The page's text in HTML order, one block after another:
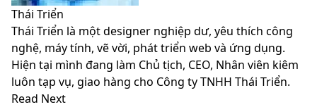
Thái Triển
Thái Triển là một designer nghiệp dư, yêu thích công
nghệ, máy tính, vẽ vời, phát triển web và ứng dụng.
Hiện tại mình đang làm Chủ tịch, CEO, Nhân viên kiêm
luôn tạp vụ, giao hàng cho Công ty TNHH Thái Triển.
Website
Facebook
LinkedIn
YouTube
Read Next